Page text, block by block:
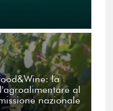
la
al
nazionale